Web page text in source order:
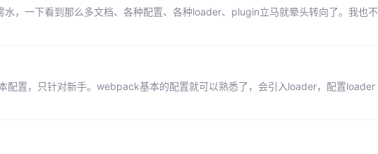
，一下看到那么多文档、各种配置、各种loader、plugin立马就晕头转向了。我也不
置，只针对新手。webpack基本的配置就可以熟悉了，会引入loader，配置loader